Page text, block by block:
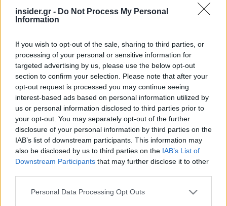
insider.gr - Do Not Process My Personal
Information
If you wish to opt-out of the sale, sharing to third parties, or
processing of your personal or sensitive information for
targeted advertising by us, please use the below opt-out
section to confirm your selection. Please note that after your
opt-out request is processed you may continue seeing
interest-based ads based on personal information utilized by
us or personal information disclosed to third parties prior to
your opt-out. You may separately opt-out of the further
disclosure of your personal information by third parties on the
IAB’s list of downstream participants. This information may
also be disclosed by us to third parties on the IAB’s List of
Downstream Participants that may further disclose it to other
Please note that this website/app uses one or more Google
Personal Data Processing Opt Outs
02-08-2026 12:17
σταθμού παραγωγής
ηλεκτρικής ενέργειας
λόγω καύσωνα
19-07-2026 15:49
Ιράν: Αμερικανική
επίθεση σε υπό
κατασκευή πυρηνικό
σταθμό
16-07-2026 14:42
ΔΟΑΕ: «Απαράδεκτος
ο θάνατος μηχανικού
Ζαπορίζια σε